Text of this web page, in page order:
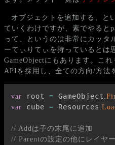
オブジェクトを追加する、と
ていくわけですが、素でやると
って、というのは非常にカッタ
ーてぃりてぃを持っているとは
GameObjectにもあります。こ
APIを採用し、全ての方向/方法
var root = GameObject .
var cube = Resources .
// Addは子の末尾に追加
// Parentの設定の他にレイヤ